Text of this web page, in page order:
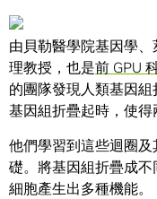
由貝勒醫學院基因學
理教授，也是前 GPU
的團隊發現人類基因
基因組折疊起時，使得
他們學習到這些迴圈
礎。將基因組折疊成
細胞產生出多種機能。